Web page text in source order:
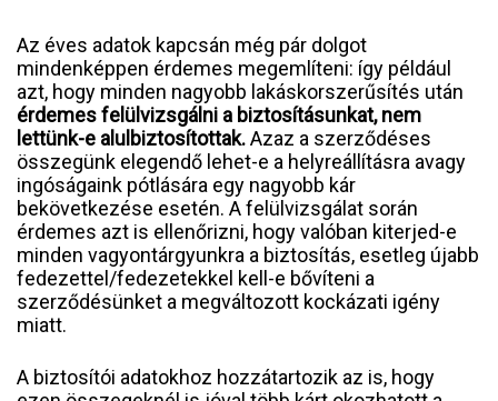
Az éves adatok kapcsán még pár dolgot
mindenképpen érdemes megemlíteni: így például
azt, hogy minden nagyobb lakáskorszerűsítés után
érdemes felülvizsgálni a biztosításunkat, nem
lettünk-e alulbiztosítottak.Azaz a szerződéses
összegünk elegendő lehet-e a helyreállításra avagy
ingóságaink pótlására egy nagyobb kár
bekövetkezése esetén. A felülvizsgálat során
érdemes azt is ellenőrizni, hogy valóban kiterjed-e
minden vagyontárgyunkra a biztosítás, esetleg újabb
fedezettel/fedezetekkel kell-e bővíteni a
szerződésünket a megváltozott kockázati igény
miatt.
A biztosítói adatokhoz hozzátartozik az is, hogy